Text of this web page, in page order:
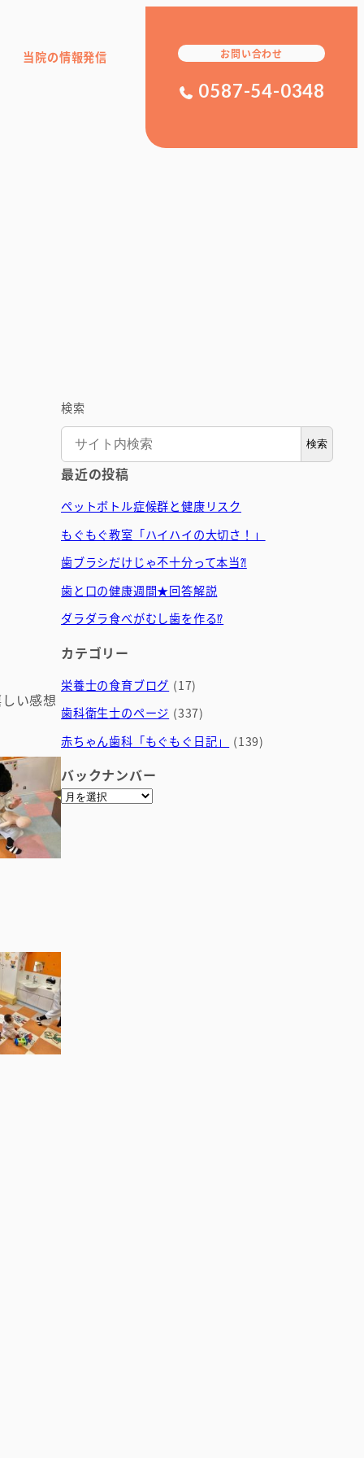
当院の情報発信 お問い合わせ
0587-54-0348
い感想
検索
検索
最近の投稿
ペットボトル症候群と健康リスク
もぐもぐ教室「ハイハイの大切さ！」
歯ブラシだけじゃ不十分って本当⁈
歯と口の健康週間★回答解説
ダラダラ食べがむし歯を作る⁉
カテゴリー
栄養士の食育ブログ (17)
歯科衛生士のページ (337)
赤ちゃん歯科「もぐもぐ日記」
(139)
バックナンバー
ア
イ